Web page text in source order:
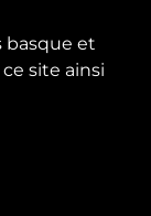
basque et
site ainsi